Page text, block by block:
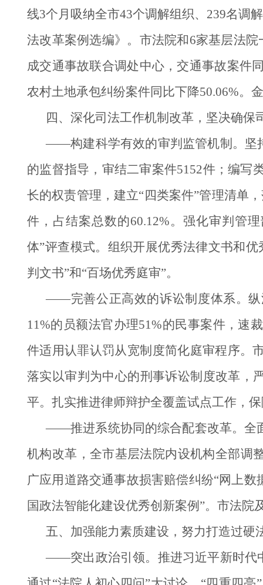
线3个月吸纳全市43个调解组织、239名调
法改革案例选编》。市法院和6家基层法
成交通事故联合调处中心，交通事故案件
农村土地承包纠纷案件同比下降50.06%。
四、深化司法工作机制改革，坚决确保
——构建科学有效的审判监管机制。坚
的监督指导，审结二审案件5152件；编写
长的权责管理，建立“四类案件”管理清单
件，占结案总数的60.12%。强化审判管
体”评查模式。组织开展优秀法律文书和
判文书”和“百场优秀庭审”。
——完善公正高效的诉讼制度体系。纵
11%的员额法官办理51%的民事案件，速
件适用认罪认罚从宽制度简化庭审程序。
落实以审判为中心的刑事诉讼制度改革，
平。扎实推进律师辩护全覆盖试点工作，
——推进系统协同的综合配套改革。全
机构改革，全市基层法院内设机构全部调
广应用道路交通事故损害赔偿纠纷“网上
国政法智能化建设优秀创新案例”。市法
五、加强能力素质建设，努力打造过硬
——突出政治引领。推进习近平新时代